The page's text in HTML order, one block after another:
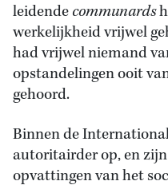
leidendecommunards
werkelijkheid vrijwel
had vrijwel niemand
opstandelingen ooit
gehoord.
Binnen de
autoritairder op, en
opvattingen van het